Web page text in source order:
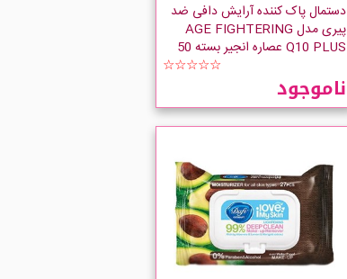
دستمال پاک کننده آرایش دافی ضد
پیری مدل AGE FIGHTERING
Q10 PLUS عصاره انجیر بسته 50
☆☆☆☆☆
ناموجود